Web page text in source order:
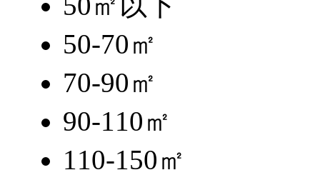
50-70㎡
70-90㎡
90-110㎡
110-150㎡